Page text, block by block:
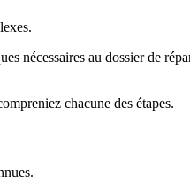
nécessaires au dossier de
chacune des étapes.